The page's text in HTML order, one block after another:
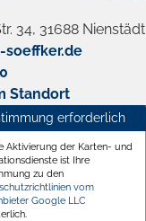
34, 31688 Nienstädt
soeffker.de
Standort
Nienstädt
erforderlich
Aktivierung der Karten- und
ist Ihre
zu den
vom
Google LLC